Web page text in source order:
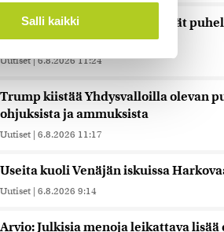
. Voit muuttaa
tukemiseen
alan
tietoja muihin tietoihin, joita
siirtää ulkomaille.
Salli kaikki
Viime vuonna kouluista lähtivät
nyt lisätään liikkumista
Uutiset | 6.8.2026 11:24
Trump kiistää Yhdysvalloilla olevan
ohjuksista ja ammuksista
Uutiset | 6.8.2026 11:17
Useita kuoli Venäjän iskuissa
Uutiset | 6.8.2026 9:14
Arvio: Julkisia menoja leikattava lisää